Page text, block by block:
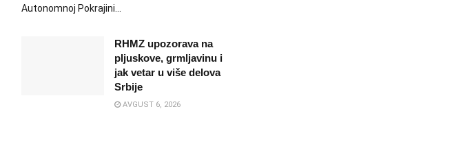
Autonomnoj Pokrajini...
RHMZ upozorava na
pljuskove, grmljavinu i
jak vetar u više delova
Srbije
AVGUST 6, 2026